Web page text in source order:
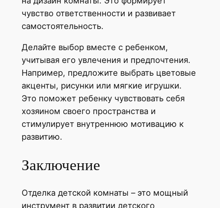
чувство ответственности и развивает
самостоятельность.
Делайте выбор вместе с ребенком,
учитывая его увлечения и предпочтения.
Например, предложите выбрать цветовые
акценты, рисунки или мягкие игрушки.
Это поможет ребенку чувствовать себя
хозяином своего пространства и
стимулирует внутреннюю мотивацию к
развитию.
Заключение
Отделка детской комнаты – это мощный
инструмент в развитии детского